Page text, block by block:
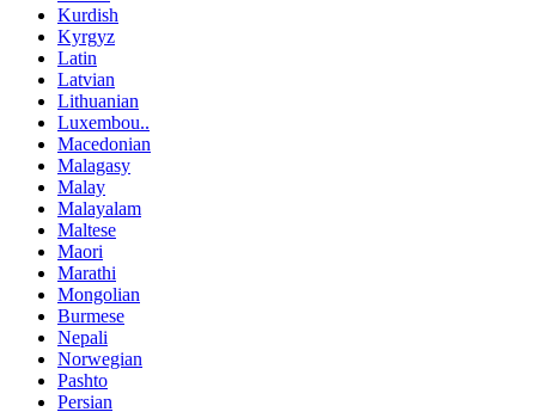
Kurdish
Kyrgyz
Latin
Latvian
Lithuanian
Luxembou..
Macedonian
Malagasy
Malay
Malayalam
Maltese
Maori
Marathi
Mongolian
Burmese
Nepali
Norwegian
Pashto
Persian